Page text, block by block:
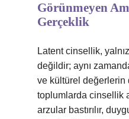
Görünmeyen
Gerçeklik
Latent cinsellik,
değildir; aynı
ve kültürel değerlerin
toplumlarda cinsellik
arzular bastırılır,